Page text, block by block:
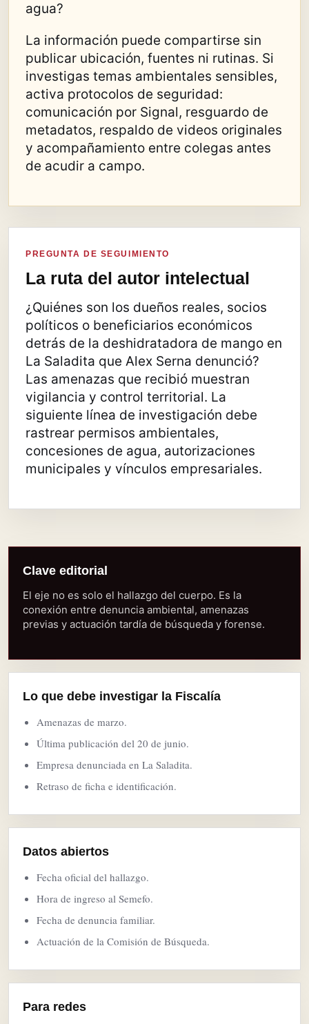
agua?
La información puede compartirse sin
publicar ubicación, fuentes ni rutinas. Si
investigas temas ambientales sensibles,
activa protocolos de seguridad:
comunicación por Signal, resguardo de
metadatos, respaldo de videos originales
y acompañamiento entre colegas antes
de acudir a campo.
PREGUNTA DE SEGUIMIENTO
La ruta del autor intelectual
¿Quiénes son los dueños reales, socios
políticos o beneficiarios económicos
detrás de la deshidratadora de mango en
La Saladita que Alex Serna denunció?
Las amenazas que recibió muestran
vigilancia y control territorial. La
siguiente línea de investigación debe
rastrear permisos ambientales,
concesiones de agua, autorizaciones
municipales y vínculos empresariales.
Clave editorial
El eje no es solo el hallazgo del cuerpo. Es la
conexión entre denuncia ambiental, amenazas
previas y actuación tardía de búsqueda y forense.
Lo que debe investigar la Fiscalía
Amenazas de marzo.
Última publicación del 20 de junio.
Empresa denunciada en La Saladita.
Retraso de ficha e identificación.
Datos abiertos
Fecha oficial del hallazgo.
Hora de ingreso al Semefo.
Fecha de denuncia familiar.
Actuación de la Comisión de Búsqueda.
Para redes